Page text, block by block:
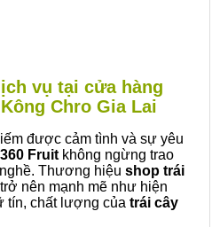
vụ tại cửa hàng
Chro Gia Lai
được cảm tình và sự yêu
360 Fruit không ngừng trao
Thương hiệu shop trái
trở nên mạnh mẽ như hiện
tín, chất lượng của trái cây